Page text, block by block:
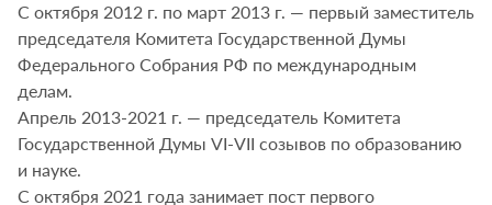
С октября 2012 г. по март 2013 г. — первый заместитель
председателя Комитета Государственной Думы
Федерального Собрания РФ по международным
делам.
Апрель 2013-2021 г. — председатель Комитета
Государственной Думы VI-VII созывов по образованию
и науке.
С октября 2021 года занимает пост первого